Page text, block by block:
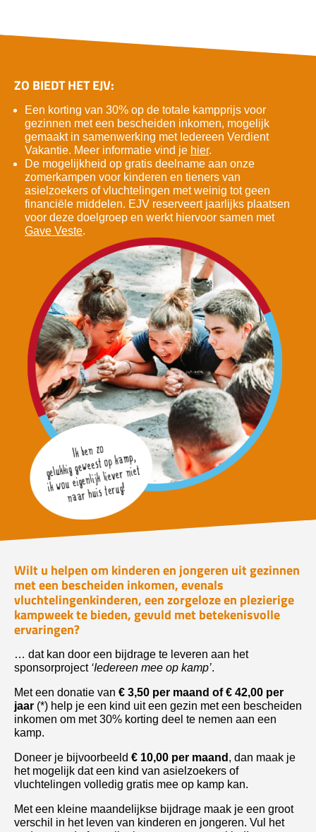
ZO BIEDT HET EJV:
Een korting van 30% op de totale kampprijs voor
gezinnen met een bescheiden inkomen, mogelijk
gemaakt in samenwerking met Iedereen Verdient
Vakantie. Meer informatie vind je hier.
De mogelijkheid op gratis deelname aan onze
zomerkampen voor kinderen en tieners van
asielzoekers of vluchtelingen met weinig tot geen
financiële middelen. EJV reserveert jaarlijks plaatsen
voor deze doelgroep en werkt hiervoor samen met
Gave Veste.
Wilt u helpen om kinderen en jongeren uit gezinnen
met een bescheiden inkomen, evenals
vluchtelingenkinderen, een zorgeloze en plezierige
kampweek te bieden, gevuld met betekenisvolle
ervaringen?
… dat kan door een bijdrage te leveren aan het
sponsorproject ‘Iedereen mee op kamp’.
Met een donatie van € 3,50 per maand of € 42,00 per
jaar (*) help je een kind uit een gezin met een bescheiden
inkomen om met 30% korting deel te nemen aan een
kamp.
Doneer je bijvoorbeeld € 10,00 per maand , dan maak je
het mogelijk dat een kind van asielzoekers of
vluchtelingen volledig gratis mee op kamp kan.
Met een kleine maandelijkse bijdrage maak je een groot
verschil in het leven van kinderen en jongeren. Vul het